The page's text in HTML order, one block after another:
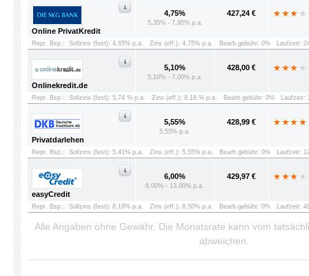
Online PrivatKredit
4,75%
5,35% - 7,95% p.a.
427,24 €
Repr. Bsp.: Sollzins (fest): 4,65% p.a. Zins (eff.): 4,75% p.a. Bearb.gebühr: 0% Laufzeit:
Onlinekredit.de
5,10%
5,10% - 7,00% p.a.
428,00 €
Repr. Bsp.: Sollzins (fest): 5,74 % p.a. Zins (eff.): 8,18 % p.a. Bearb.gebühr: 0% Laufzeit:
Privatdarlehen
5,55%
5,55% p.a.
428,99 €
Repr. Bsp.: Sollzins (fest): 5,41% p.a. Zins (eff.): 5,55% p.a. Bearb.gebühr: 0% Laufzeit:
easyCredit
6,00%
6,00% - 13,00% p.a.
429,97 €
Repr. Bsp.: Sollzins (fest): 8,19% p.a. Zins (eff.): 8,50% p.a. Bearb.gebühr: 0% Laufzeit:
Alle Angaben ohne Gewähr. Die Monatsrate kann vom
abweichen.